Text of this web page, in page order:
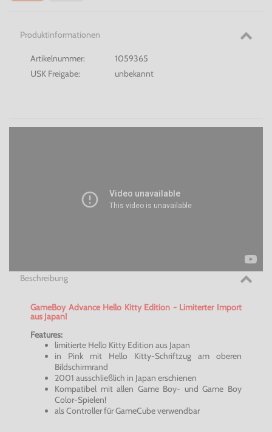
Produktinformationen
Artikelnummer:
1059365
USK Freigabe:
unbekannt
Beschreibung
GameBoy Advance Hello Kitty Edition - LimiterterImport
aus Japan!
Features:
limitierte Hello Kitty Edition aus Japan
in Pink mit Hello Kitty-Schriftzug am oberen
Bildschirmrand
2001 ausschließlich in Japan erschienen
Kompatibel mit allen Game Boy- und Game Boy
Color-Spielen!
als Controller fürGameCubeverwendbar